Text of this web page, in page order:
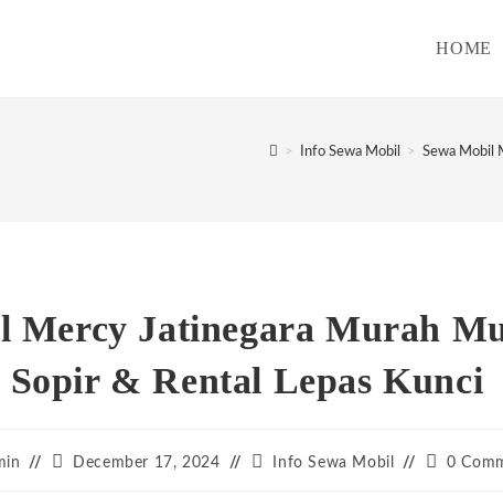
HOME
> Info Sewa Mobil > Sewa Mobil
Mercy Jatinegara Murah
Sopir & Rental Lepas Kunci
PostDecember 17, 2024
PostInfo Sewa Mobil
Post
0